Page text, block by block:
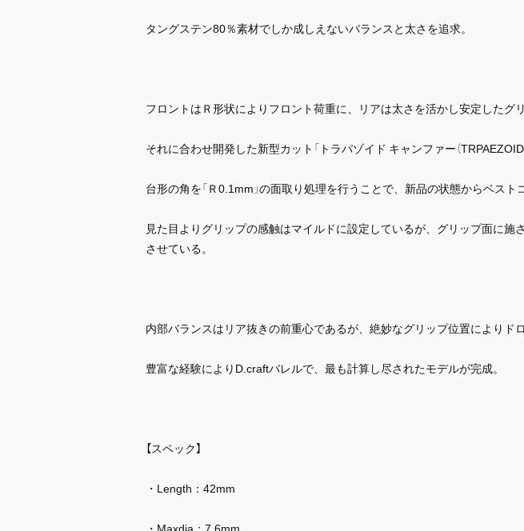
タングステン80％素材でしか成しえないバランスと太さを追求。
フロントはＲ形状によりフロント荷重に、リアは太さを活かし安定したグ
それに合わせ開発した新型カット「トラパゾイド キャンファー（TRPAEZOID
台形の角を「Ｒ0.1mm」の面取り処理を行うことで、新品の状態からベスト
見た目よりグリップの感触はマイルドに設定しているが、グリップ面に施
させている。
内部バランスはリア抜きの前重心であるが、絶妙なグリップ位置によりド
豊富な経験によりD.craftバレルで、最も計算し尽されたモデルが完成。
【スペック】
・Length：42mm